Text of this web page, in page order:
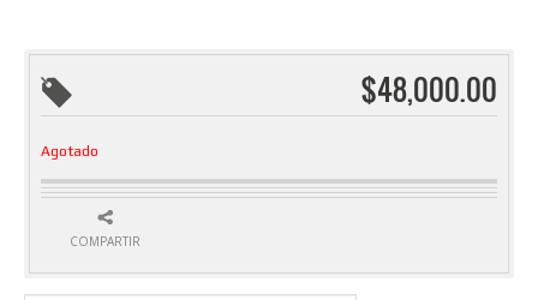
$48,000.00
Agotado
COMPARTIR